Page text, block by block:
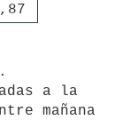
mañana